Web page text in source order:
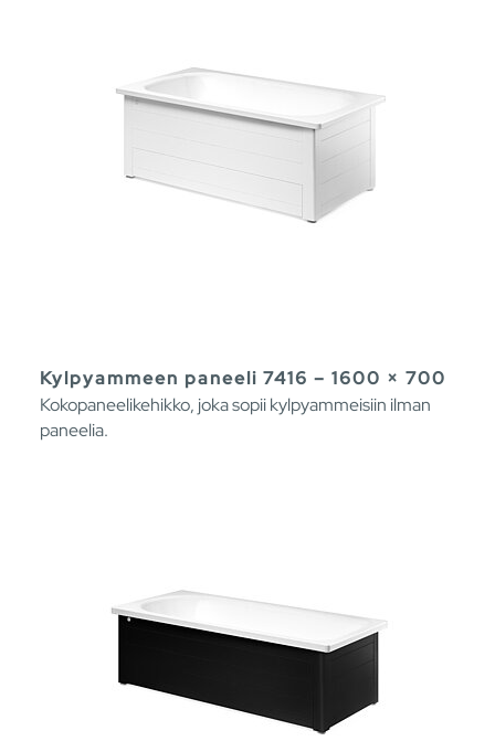
Kylpyammeen paneeli 7416 – 1600 × 700
Kokopaneelikehikko, joka sopii kylpyammeisiin ilman
paneelia.